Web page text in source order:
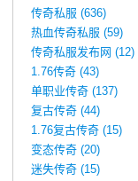
传奇私服 (636)
热血传奇私服 (59)
传奇私服发布网 (12)
1.76传奇 (43)
单职业传奇 (137)
复古传奇 (44)
1.76复古传奇 (15)
变态传奇 (20)
迷失传奇 (15)